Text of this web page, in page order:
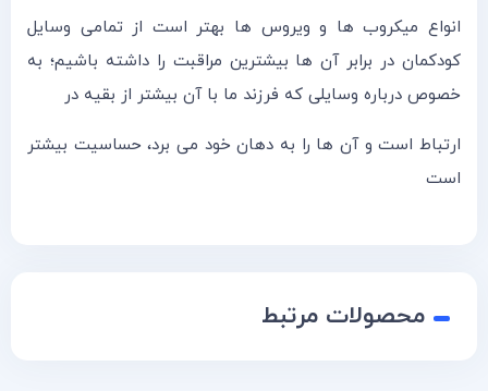
انواع میکروب ها و ویروس ها بهتر است از تمامی وسایل
کودکمان در برابر آن ها بیشترین مراقبت را داشته باشیم؛ به
خصوص درباره وسایلی که فرزند ما با آن بیشتر از بقیه در
ارتباط است و آن ها را به دهان خود می برد، حساسیت بیشتر
است
محصولات مرتبط